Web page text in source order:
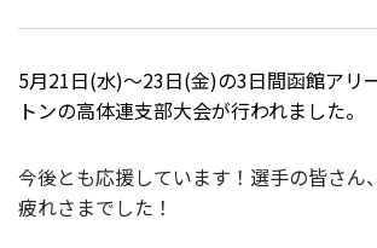
5月21日(水)～23日(金)の3日間函館アリ
トンの高体連支部大会が行われました。
今後とも応援しています！選手の皆さん
疲れさまでした！